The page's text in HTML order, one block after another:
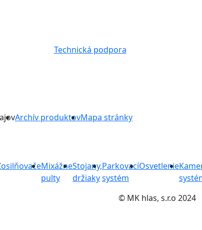
Technická podpora
Archív produktovMapa stránky
Mixážne
pulty
Stojany,
držiaky
Parkovací
systém
Osvetlenie
© MK hlas, s.r.o 2024